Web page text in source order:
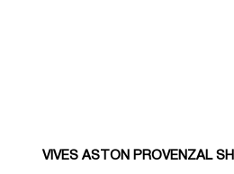
VIVES ASTON PROVENZAL